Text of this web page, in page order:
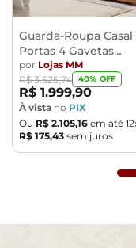
Guarda-Roupa Casal
Portas 4 Gavetas
Caemmun Moviment
por Lojas MM
R$ 3.525,74 40% OFF
R$ 1.999,90
À vista no PIX
Ou R$ 2.105,16 em até 12
R$ 175,43 sem juros